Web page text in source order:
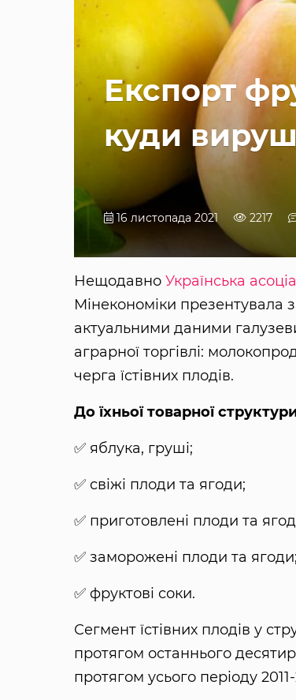
Експорт
куди
16 листопада 2021 2217
Нещодавно Українська
Мінекономіки презентувала
актуальними даними
аграрної торгівлі:
черга їстівних плодів.
До їхньої товарної
✅ яблука, груші;
✅ свіжі плоди та ягоди;
✅ приготовлені плоди та
✅ заморожені плоди та ягоди;
✅ фруктові соки.
Сегмент їстівних плодів у
протягом останнього
протягом усього періоду